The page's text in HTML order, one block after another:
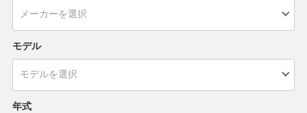
モデル
年式